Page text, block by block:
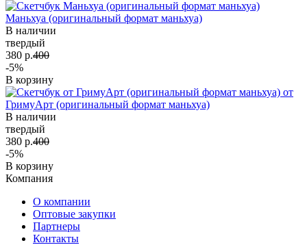
Маньхуа (оригинальный формат маньхуа)
В наличии
твердый
380 р.400
-5%
В корзину
от
ГримуАрт (оригинальный формат маньхуа)
В наличии
твердый
380 р.400
-5%
В корзину
Компания
О компании
Оптовые закупки
Партнеры
Контакты